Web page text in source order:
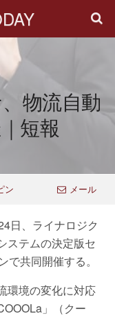
物流自動
短報
ン メール
日、ライナロジク
ステムの決定版セ
で共同開催する。
環境の変化に対応
」（クー